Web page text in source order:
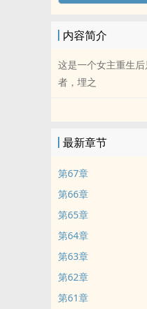
内容简介
这是一个女主重生
者，埋之
最新章节
第67章
第66章
第65章
第64章
第63章
第62章
第61章